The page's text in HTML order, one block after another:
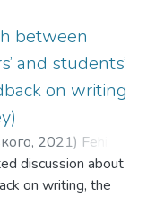
в сфері
тенденцій
до
в історії
держави. В
го початку 20-го
between
and students’
on writing
, 2021) Fehime
discussion about
on writing, the